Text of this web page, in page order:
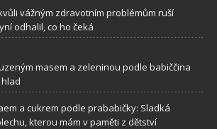
vážným zdravotním problémům ruší
odhalil, co ho čeká
masem a zeleninou podle babiččina
a cukrem podle prababičky: Sladká
kterou mám v paměti z dětství